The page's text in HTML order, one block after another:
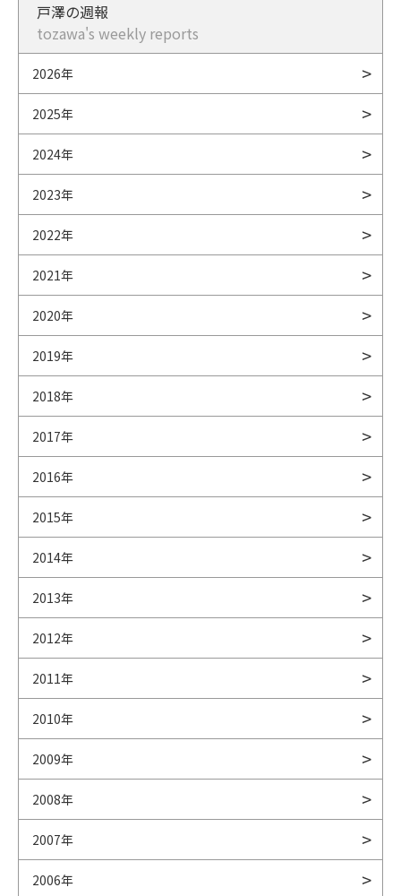
戸澤の週報
tozawa's weekly reports
2026年
2025年
2024年
2023年
2022年
2021年
2020年
2019年
2018年
2017年
2016年
2015年
2014年
2013年
2012年
2011年
2010年
2009年
2008年
2007年
2006年